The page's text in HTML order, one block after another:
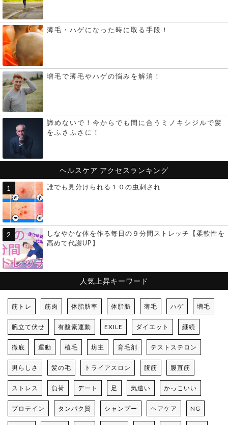
薄毛・ハゲになった時に取る手段！
増毛で薄毛やハゲの悩みを解消！
諦めないで！今からでも間に合うミノキシジルで髪
をふさふさに！
ヘルスケア アクセスランキング
誰でも見分けられる１０の虫刺され
しなやかな体を作る毎日の９分間ストレッチ【柔軟性を
高めて代謝UP】
人気上昇キーワード
筋トレ 筋肉 体脂肪率 体脂肪 薄毛 ハゲ 増毛
腕立て伏せ 有酸素運動 EXILE ダイエット 継続
徹底 運動 植毛 坊主 育毛剤 テストステロン
男らしさ 髪の毛 トライアスロン 腹筋 腹直筋
ストレス 負荷 デート 足 気遣い かっこいい
プロテイン タンパク質 シャンプー ヘアケア NG